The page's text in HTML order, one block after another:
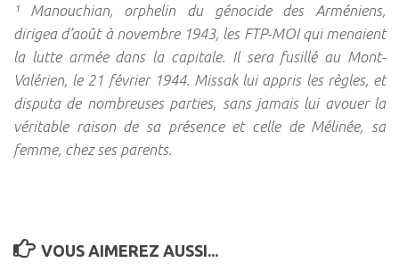
¹ Manouchian, orphelin du génocide des Arméniens,
dirigea d’août à novembre 1943, les FTP-MOI qui menaient
la lutte armée dans la capitale. Il sera fusillé au Mont-
Valérien, le 21 février 1944. Missak lui appris les règles, et
disputa de nombreuses parties, sans jamais lui avouer la
véritable raison de sa présence et celle de Mélinée, sa
femme, chez ses parents.
VOUS AIMEREZ AUSSI...